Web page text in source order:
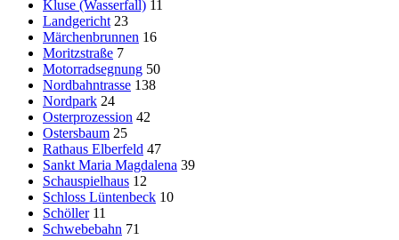
Kluse (Wasserfall) 11
Landgericht 23
Märchenbrunnen 16
Moritzstraße 7
Motorradsegnung 50
Nordbahntrasse 138
Nordpark 24
Osterprozession 42
Ostersbaum 25
Rathaus Elberfeld 47
Sankt Maria Magdalena 39
Schauspielhaus 12
Schloss Lüntenbeck 10
Schöller 11
Schwebebahn 71